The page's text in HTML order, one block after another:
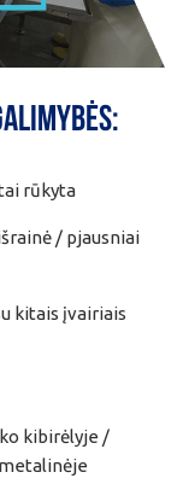
rūkyta
/ pjausniai
kitais įvairiais
kibirėlyje /